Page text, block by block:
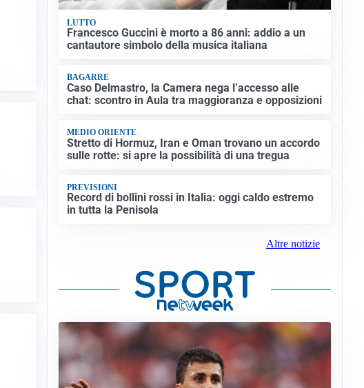
LUTTO
Francesco Guccini è morto a 86 anni: addio a un
cantautore simbolo della musica italiana
BAGARRE
Caso Delmastro, la Camera nega l’accesso alle
chat: scontro in Aula tra maggioranza e opposizioni
MEDIO ORIENTE
Stretto di Hormuz, Iran e Oman trovano un accordo
sulle rotte: si apre la possibilità di una tregua
PREVISIONI
Record di bollini rossi in Italia: oggi caldo estremo
in tutta la Penisola
Altre notizie